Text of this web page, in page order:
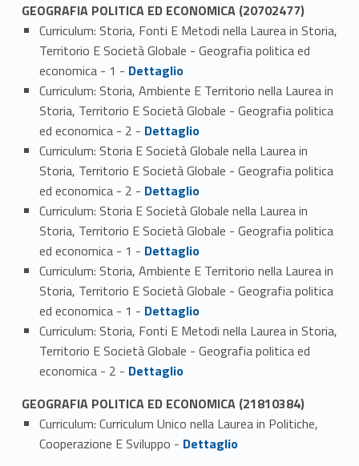
GEOGRAFIA POLITICA ED ECONOMICA (20702477)
Curriculum: Storia, Fonti E Metodi nella Laurea in Storia,
Territorio E Società Globale - Geografia politica ed
economica - 1 - Link identifier #identifier_person_40169-1
Dettaglio
Curriculum: Storia, Ambiente E Territorio nella Laurea in
Storia, Territorio E Società Globale - Geografia politica
ed economica - 2 - Link identifier #identifier_person_172193-2
Dettaglio
Curriculum: Storia E Società Globale nella Laurea in
Storia, Territorio E Società Globale - Geografia politica
ed economica - 2 - Link identifier #identifier_person_54482-3
Dettaglio
Curriculum: Storia E Società Globale nella Laurea in
Storia, Territorio E Società Globale - Geografia politica
ed economica - 1 - Link identifier #identifier_person_85008-4
Dettaglio
Curriculum: Storia, Ambiente E Territorio nella Laurea in
Storia, Territorio E Società Globale - Geografia politica
ed economica - 1 - Link identifier #identifier_person_164331-5
Dettaglio
Curriculum: Storia, Fonti E Metodi nella Laurea in Storia,
Territorio E Società Globale - Geografia politica ed
economica - 2 - Link identifier #identifier_person_117655-6
Dettaglio
GEOGRAFIA POLITICA ED ECONOMICA (21810384)
Curriculum: Curriculum Unico nella Laurea in Politiche,
Cooperazione E Sviluppo - Link identifier #identifier_person_152209-1
Dettaglio